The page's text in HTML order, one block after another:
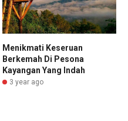
Menikmati Keseruan
Berkemah Di Pesona
Kayangan Yang Indah
3 year ago